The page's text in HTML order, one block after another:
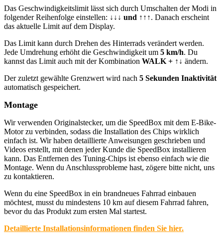
Das Geschwindigkeitslimit lässt sich durch Umschalten der Modi in
folgender Reihenfolge einstellen: ↓↓↓ und ↑↑↑. Danach erscheint
das aktuelle Limit auf dem Display.
Das Limit kann durch Drehen des Hinterrads verändert werden.
Jede Umdrehung erhöht die Geschwindigkeit um 5 km/h. Du
kannst das Limit auch mit der Kombination WALK + ↑↓ ändern.
Der zuletzt gewählte Grenzwert wird nach 5 Sekunden Inaktivität
automatisch gespeichert.
Montage
Wir verwenden Originalstecker, um die SpeedBox mit dem E-Bike-
Motor zu verbinden, sodass die Installation des Chips wirklich
einfach ist. Wir haben detaillierte Anweisungen geschrieben und
Videos erstellt, mit denen jeder Kunde die SpeedBox installieren
kann. Das Entfernen des Tuning-Chips ist ebenso einfach wie die
Montage. Wenn du Anschlussprobleme hast, zögere bitte nicht, uns
zu kontaktieren.
Wenn du eine SpeedBox in ein brandneues Fahrrad einbauen
möchtest, musst du mindestens 10 km auf diesem Fahrrad fahren,
bevor du das Produkt zum ersten Mal startest.
Detaillierte Installationsinformationen finden Sie hier.